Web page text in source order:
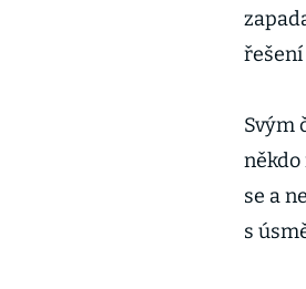
řešení
Svým
někdo
se a
s